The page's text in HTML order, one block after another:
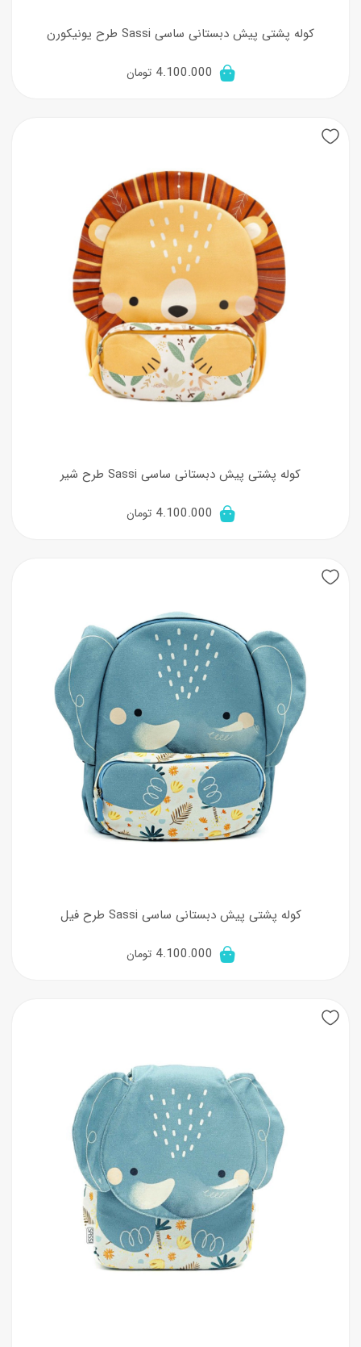
کوله پشتی پیش دبستانی ساسی Sassi طرح یونیکورن
4.100.000 تومان
کوله پشتی پیش دبستانی ساسی Sassi طرح شیر
4.100.000 تومان
کوله پشتی پیش دبستانی ساسی Sassi طرح فیل
4.100.000 تومان